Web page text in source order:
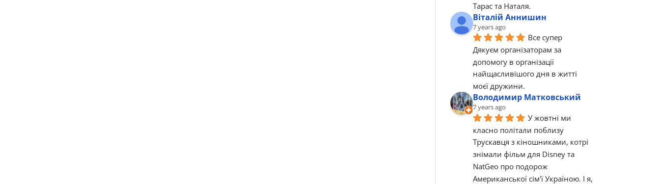
Тарас та Наталя.
Віталій Аннишин
7 years ago
Все супер
Дякуєм організаторам за
допомогу в організації
найщасливішого дня в житті
моєї дружини.
Володимир Матковський
7 years ago
У жовтні ми
класно політали поблизу
Трускавця з кіношниками, котрі
знімали фільм для Disney та
NatGeo про подорож
Американської сім'ї Україною. І я,